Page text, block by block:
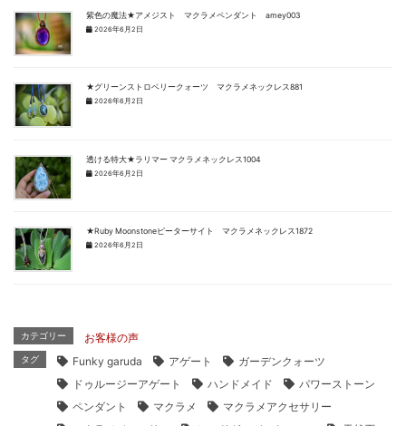
紫色の魔法★アメジスト マクラメペンダント amey003
2026年6月2日
★グリーンストロベリークォーツ マクラメネックレス881
2026年6月2日
透ける特大★ラリマー マクラメネックレス1004
2026年6月2日
★Ruby Moonstoneピーターサイト マクラメネックレス1872
2026年6月2日
カテゴリー お客様の声
タグ Funky garuda アゲート
ガーデンクォーツ
ドゥルージーアゲート
ハンドメイド
パワーストーン
ペンダント
マクラメ
マクラメアクセサリー